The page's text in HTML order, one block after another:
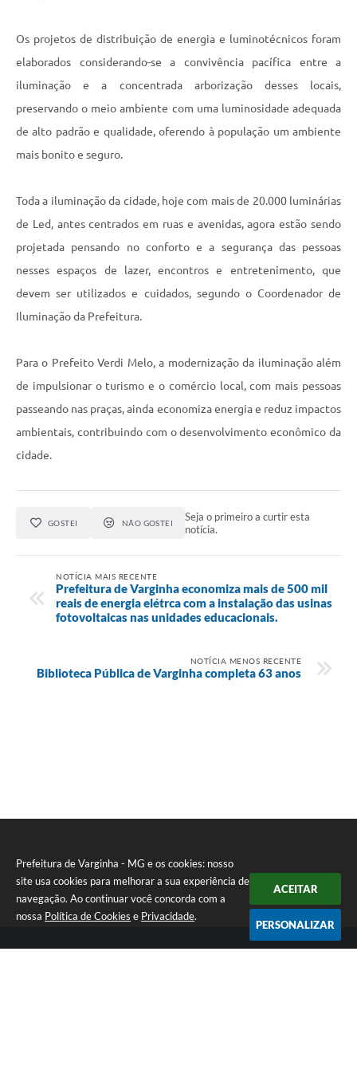
Prefeitura de Varginha - MG e os cookies: nosso
site usa cookies para melhorar a sua experiência de
navegação. Ao continuar você concorda com a
nossa Política de Cookies e Privacidade.
ACEITAR
PERSONALIZAR
Os projetos de distribuição de energia e luminotécnicos foram
elaborados considerando-se a convivência pacífica entre a
iluminação e a concentrada arborização desses locais,
preservando o meio ambiente com uma luminosidade adequada
de alto padrão e qualidade, oferendo à população um ambiente
mais bonito e seguro.
Toda a iluminação da cidade, hoje com mais de 20.000 luminárias
de Led, antes centrados em ruas e avenidas, agora estão sendo
projetada pensando no conforto e a segurança das pessoas
nesses espaços de lazer, encontros e entretenimento, que
devem ser utilizados e cuidados, segundo o Coordenador de
Iluminação da Prefeitura.
Para o Prefeito Verdi Melo, a modernização da iluminação além
de impulsionar o turismo e o comércio local, com mais pessoas
passeando nas praças, ainda economiza energia e reduz impactos
ambientais, contribuindo com o desenvolvimento econômico da
cidade.
GOSTEI NÃO GOSTEI
Seja o primeiro a curtir esta
notícia.
NOTÍCIA MAIS RECENTE
Prefeitura de Varginha economiza mais de 500 mil
reais de energia elétrca com a instalação das usinas
fotovoltaicas nas unidades educacionais.
NOTÍCIA MENOS RECENTE
Biblioteca Pública de Varginha completa 63 anos